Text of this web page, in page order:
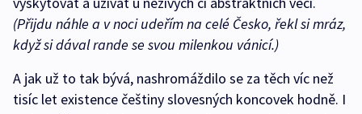
(Přijdu náhle a v noci udeřím na celé Česko, řekl si mráz,
když si dával rande se svou milenkou vánicí.)
A jak už to tak bývá, nashromáždilo se za těch víc než
tisíc let existence češtiny slovesných koncovek hodně. I